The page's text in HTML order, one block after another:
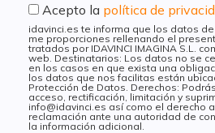
Acepto la política de
idavinci.es te informa que los datos
me proporciones rellenando el
tratados por IDAVINCI IMAGINA S.L.
web. Destinatarios: Los datos no se
en los casos en que exista una
los datos que nos facilitas están
Protección de Datos. Derechos:
acceso, rectificación, limitación y
info@idavinci.es así como el derecho
reclamación ante una autoridad de
la información adicional.